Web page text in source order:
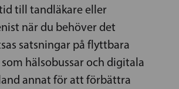
till tandläkare eller
när du behöver det
satsningar på flyttbara
hälsobussar och digitala
annat för att förbättra